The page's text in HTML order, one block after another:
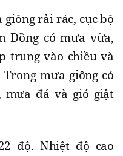
rải rác, cục bộ
Đồng có mưa vừa,
trung vào chiều và
mưa giông có
mưa đá và gió giật
độ. Nhiệt độ cao